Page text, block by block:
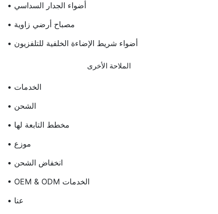
• أضواء الجدار السداسي
• مصباح أرضي زاوية
• أضواء شريط الإضاءة الخلفية للتلفزيون
الملاحة الأخرى
• الخدمات
• الشحن
• مخطط التابعة لها
• موزع
• انخفاض الشحن
• OEM & ODM الخدمات
• عنا